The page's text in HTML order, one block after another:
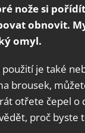
nože si
obnovit.
omyl.
je také
brousek,
otřete čepel o
proč byste